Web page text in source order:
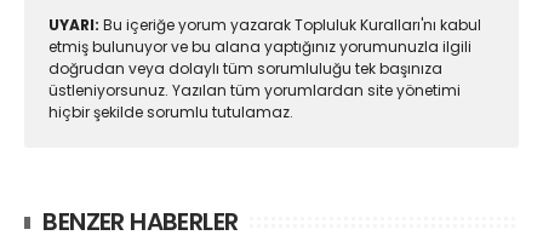
UYARI: Bu içeriğe yorum yazarak Topluluk Kuralları'nı kabul
etmiş bulunuyor ve bu alana yaptığınız yorumunuzla ilgili
doğrudan veya dolaylı tüm sorumluluğu tek başınıza
üstleniyorsunuz. Yazılan tüm yorumlardan site yönetimi
hiçbir şekilde sorumlu tutulamaz.
BENZER HABERLER